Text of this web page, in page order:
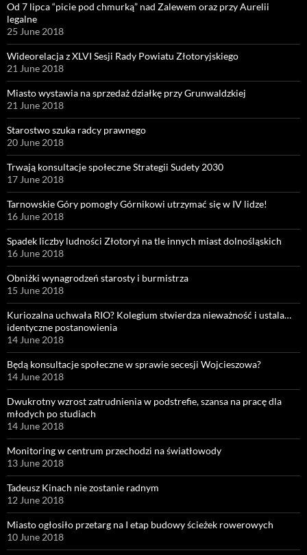
Od 7 lipca “picie pod chmurką” nad Zalewem oraz przy Aurelii
legalne
25 June 2018
Wideorelacja z XLVI Sesji Rady Powiatu Złotoryjskiego
21 June 2018
Miasto wystawia na sprzedaż działkę przy Grunwaldzkiej
21 June 2018
Starostwo szuka radcy prawnego
20 June 2018
Trwają konsultacje społeczne Strategii Sudety 2030
17 June 2018
Tarnowskie Góry pomogły Górnikowi utrzymać się w IV lidze!
16 June 2018
Spadek liczby ludności Złotoryi na tle innych miast dolnośląskich
16 June 2018
Obniżki wynagrodzeń starosty i burmistrza
15 June 2018
Kuriozalna uchwała RIO? Kolegium stwierdza nieważność i ustala…
identyczne postanowienia
14 June 2018
Będą konsultacje społeczne w sprawie secesji Wojcieszowa?
14 June 2018
Dwukrotny wzrost zatrudnienia w podstrefie, szansa na pracę dla
młodych po studiach
14 June 2018
Monitoring w centrum przechodzi na światłowody
13 June 2018
Tadeusz Kinach nie zostanie radnym
12 June 2018
Miasto ogłosiło przetarg na I etap budowy ścieżek rowerowych
10 June 2018